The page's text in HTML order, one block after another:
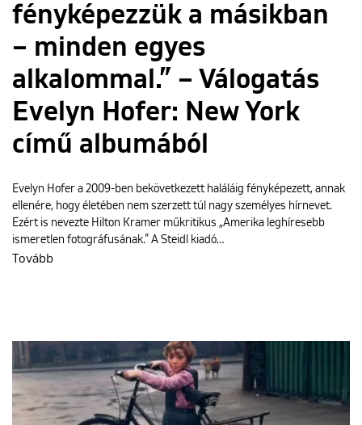
fényképezzük a másikban
– minden egyes
alkalommal.” – Válogatás
Evelyn Hofer: New York
című albumából
Evelyn Hofer a 2009-ben bekövetkezett haláláig fényképezett, annak
ellenére, hogy életében nem szerzett túl nagy személyes hírnevet.
Ezért is nevezte Hilton Kramer műkritikus „Amerika leghíresebb
ismeretlen fotográfusának.” A Steidl kiadó…
Tovább